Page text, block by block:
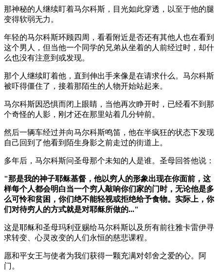
那神秘的人继续盯着马尔科斯，目光如此穿透，以至于他的腿
变得软弱无力。
年轻的马尔科斯环顾四周，看看附近是否还有其他人也在看到
这个男人，但当他一个同学的兄弟从坐着的人前经过时，却什
么也没有注意到或发现。
那个人继续盯着他，直到伸出手来像是在请求什么。马尔科斯
被吓得僵住了，接着那陌生的人物开始站起来。
马尔科斯因恐惧而闭上眼睛，当他再次睁开时，已经看不到那
个奇怪的人影，刚才还在那里站着几分钟前。
然后一辆车经过并向马尔科斯鸣笛，他在半疯狂的状态下发现
自己回到了他看到陌生身影之前走过的街道上。
多年后，马尔科斯问圣母那个未知的人是谁。圣母回答他说：
"那是我的神子耶稣基督，他以穷人的形象出现在你面前，这
样每个人都会明白当一个穷人敲响你们家的门时，无论他是多
么可怜和贫困，你们绝不能轻视或拒绝给予食物。实际上，你
们对待穷人的方式就是对耶稣所做的..."
这是耶稣和圣母玛利亚赐给马尔科斯以及所有前往雅卡雷伊寻
求转变、心灵改变的人们永恒的慈悲课程。
愿和平女王与使者为我们获得一颗充满对邻舍之爱的心。阿
门。